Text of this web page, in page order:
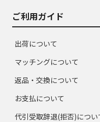
ご利用ガイド
出荷について
マッチングについて
返品・交換について
お支払について
代引受取辞退(拒否)につい